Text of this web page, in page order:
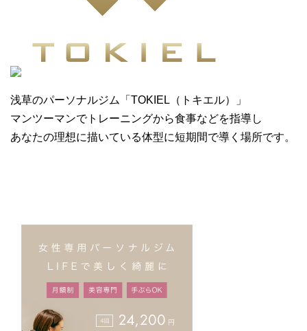
浅草のパーソナルジム「TOKIEL（トキエル）」
マンツーマンでトレーニングから食事などを指導し
あなたの理想に描いている体型に短期間で導く場所です。